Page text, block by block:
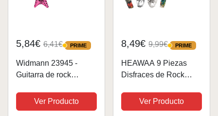
5,84€ 6,41€ PRIME
PRIME
Widmann 23945 -
Guitarra de rock
para el hombro, 95 cm
de largo, para fiestas,
Ver Producto
8,49€ 9,99€ PRIME
PRIME
HEAWAA 9 Piezas
Disfraces de Rock
de Traje Punk con
Mangas de Tatuaje
Ver Producto